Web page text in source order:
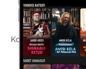
Kokeilemalla